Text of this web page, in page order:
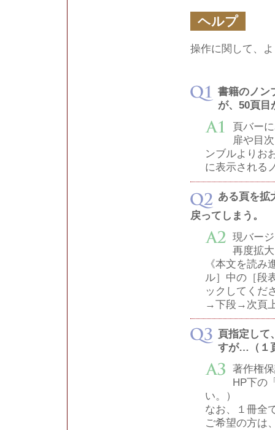
ヘルプ
操作に関して、
書籍のノン
が、50頁目
頁バー
扉や目
ンブルよりお
に表示される
ある頁を拡
戻ってしまう。
現バー
再度拡
《本文を読
ル］中の［段
ックしてくだ
→下段→次頁
頁指定して
すが…（１
著作権
HP下の
い。）
なお、１冊全
ご希望の方は